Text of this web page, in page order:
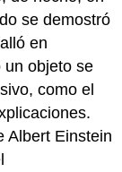
se demostró
en
un objeto se
como el
Albert Einstein